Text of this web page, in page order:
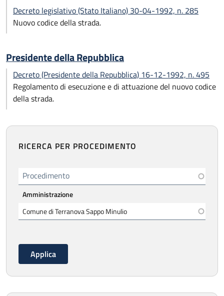
Decreto legislativo (Stato Italiano) 30-04-1992, n. 285
Nuovo codice della strada.
Presidente della Repubblica
Decreto (Presidente della Repubblica) 16-12-1992, n. 495
Regolamento di esecuzione e di attuazione del nuovo codice
della strada.
RICERCA PER PROCEDIMENTO
Procedimento
Amministrazione